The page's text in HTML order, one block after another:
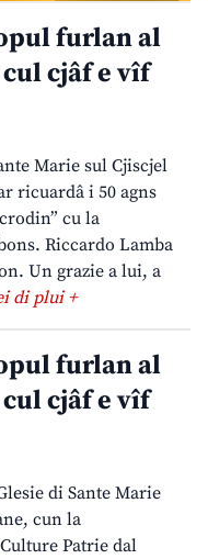
furlan al
cjâf e vîf
Marie sul Cjiscjel
ricuardâ i 50 agns
cu la
Riccardo Lamba
Un grazie a lui, a
di plui +
furlan al
cjâf e vîf
di Sante Marie
cun la
Patrie dal